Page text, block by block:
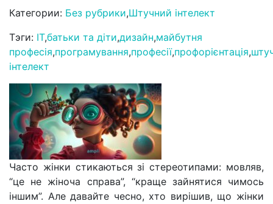
Категории: Без рубрики,Штучний інтелект
Тэги: IT,батьки та діти,дизайн,майбутня
професія,програмування,професії,профорієнтація,
інтелект
Часто жінки стикаються зі стереотипами: мовляв,
“це не жіноча справа”, “краще зайнятися чимось
іншим”. Але давайте чесно, хто вирішив, що жінки